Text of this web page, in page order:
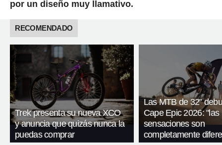
por un diseño muy llamativo.
RECOMENDADO
Trek presenta su nueva XCO
y anuncia que quizás nunca la
puedas comprar
Las MTB de 32”
Cape Epic 2026: "las
sensaciones son
completamente